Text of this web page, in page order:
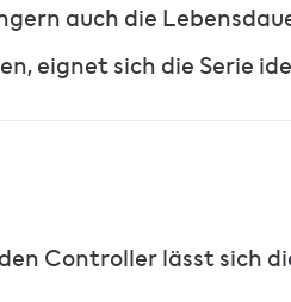
auch die
eignet sich die Serie
Controller lässt sich